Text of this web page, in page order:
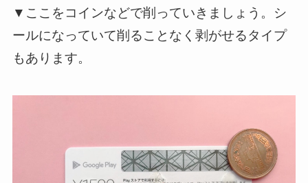
▼ここをコインなどで削っていきましょう。シ
ールになっていて削ることなく剥がせるタイプ
もあります。